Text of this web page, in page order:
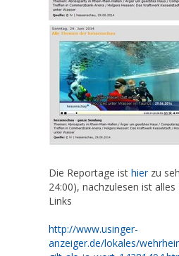
Die Reportage ist hier zu
24:00), nachzulesen ist
Links
http://www.usinger-
anzeiger.de/lokales/